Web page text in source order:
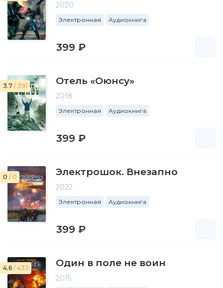
2020
Электронная Аудиокнига
399 ₽
3.7 / 391 Отель «Оюнсу»
2018
Электронная Аудиокнига
399 ₽
0 / 0 Электрошок. Внезапно
2022
Электронная Аудиокнига
399 ₽
4.6 / 433 Один в поле не воин
2015